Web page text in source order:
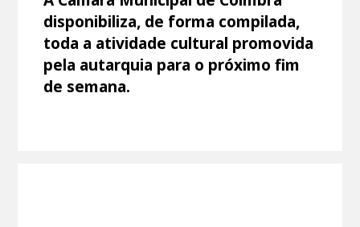
disponibiliza, de forma compilada,
toda a atividade cultural promovida
pela autarquia para o próximo fim
de semana.